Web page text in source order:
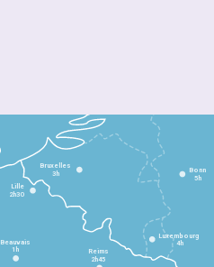
Beauvais
1h Reims
2h45
Lille
2h30
Bruxelles
3h Bonn
5h
Luxembourg
4h